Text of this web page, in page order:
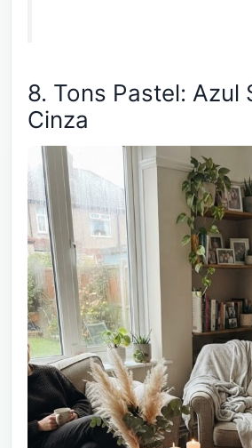
8. Tons Pastel: Azul
Cinza